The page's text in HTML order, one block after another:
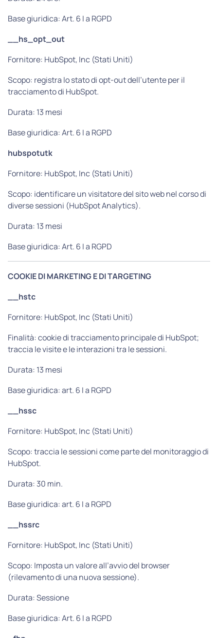
Base giuridica: Art. 6 I a RGPD
__hs_opt_out
Fornitore: HubSpot, Inc (Stati Uniti)
Scopo: registra lo stato di opt-out dell’utente per il
tracciamento di HubSpot.
Durata: 13 mesi
Base giuridica: Art. 6 I a RGPD
hubspotutk
Fornitore: HubSpot, Inc (Stati Uniti)
Scopo: identificare un visitatore del sito web nel corso di
diverse sessioni (HubSpot Analytics).
Durata: 13 mesi
Base giuridica: Art. 6 I a RGPD
COOKIE DI MARKETING E DI TARGETING
__hstc
Fornitore: HubSpot, Inc (Stati Uniti)
Finalità: cookie di tracciamento principale di HubSpot;
traccia le visite e le interazioni tra le sessioni.
Durata: 13 mesi
Base giuridica: art. 6 I a RGPD
__hssc
Fornitore: HubSpot, Inc (Stati Uniti)
Scopo: traccia le sessioni come parte del monitoraggio di
HubSpot.
Durata: 30 min.
Base giuridica: art. 6 I a RGPD
__hssrc
Fornitore: HubSpot, Inc (Stati Uniti)
Scopo: Imposta un valore all’avvio del browser
(rilevamento di una nuova sessione).
Durata: Sessione
Base giuridica: Art. 6 I a RGPD